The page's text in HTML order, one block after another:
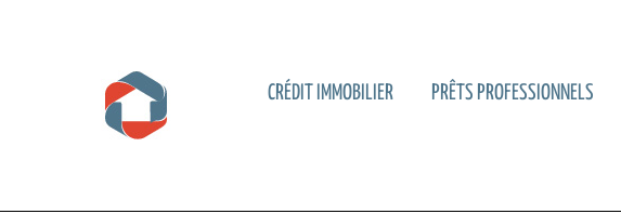
CRÉDIT IMMOBILIER PRÊTS PROFESSIONNELS